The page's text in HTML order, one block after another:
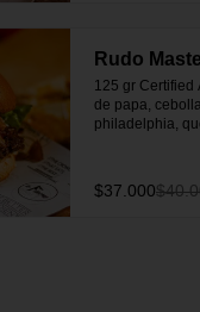
Rudo
125 gr Certified
de papa,
philadelphia,
mermelada de
salsa La Fiera
$37.000